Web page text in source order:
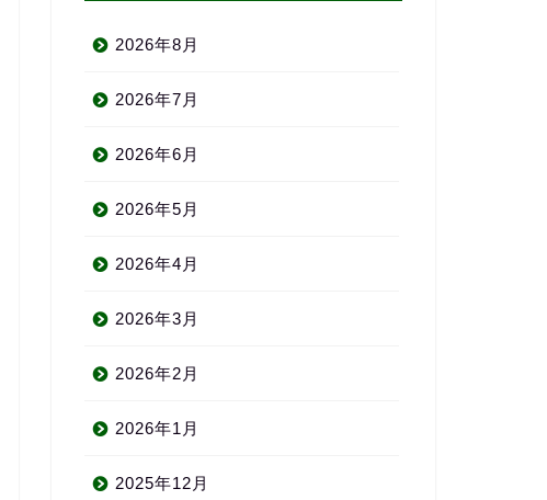
2026年8月
2026年7月
2026年6月
2026年5月
2026年4月
2026年3月
2026年2月
2026年1月
2025年12月